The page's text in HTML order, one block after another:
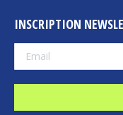
INSCRIPTION